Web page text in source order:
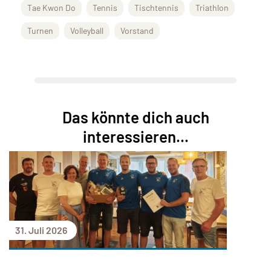
Tae Kwon Do Tennis Tischtennis Triathlon
Turnen Volleyball Vorstand
Das könnte dich auch
interessieren...
31. Juli 2026